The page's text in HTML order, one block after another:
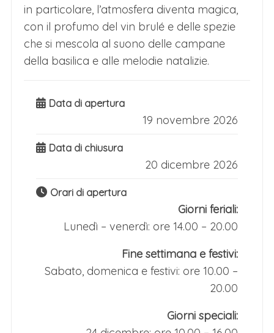
in particolare, l’atmosfera diventa magica,
con il profumo del vin brulé e delle spezie
che si mescola al suono delle campane
della basilica e alle melodie natalizie.
Data di apertura
19 novembre 2026
Data di chiusura
20 dicembre 2026
Orari di apertura
Giorni feriali:
Lunedì – venerdì: ore 14.00 – 20.00
Fine settimana e festivi:
Sabato, domenica e festivi: ore 10.00 –
20.00
Giorni speciali: